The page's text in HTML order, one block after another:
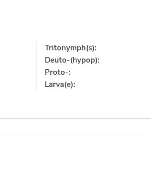
Tritonymph(s):
Deuto-(hypop):
Proto-:
Larva(e):